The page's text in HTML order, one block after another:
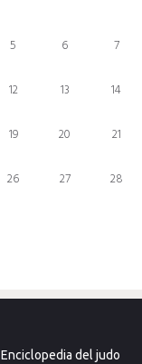
5 6 7
12 13 14
19 20 21
26 27 28
Enciclopedia del judo